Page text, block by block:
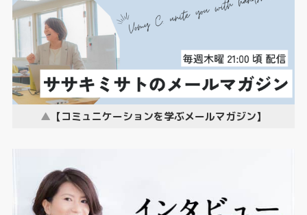
【コミュニケーションを学ぶメールマガジン】